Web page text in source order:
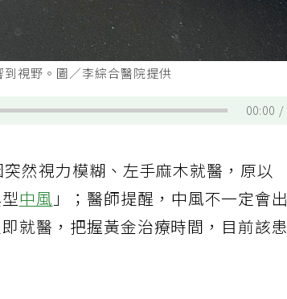
視野。圖／李綜合醫院提供
00:00
然視力模糊、左手麻木就醫，原以
中風」；醫師提醒，中風不一定會出
就醫，把握黃金治療時間，目前該患